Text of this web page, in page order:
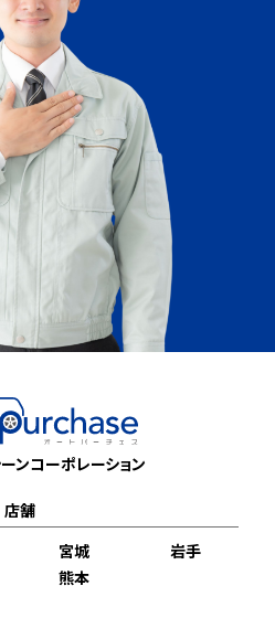
ンコーポレーション
店舗
宮城
岩手
熊本